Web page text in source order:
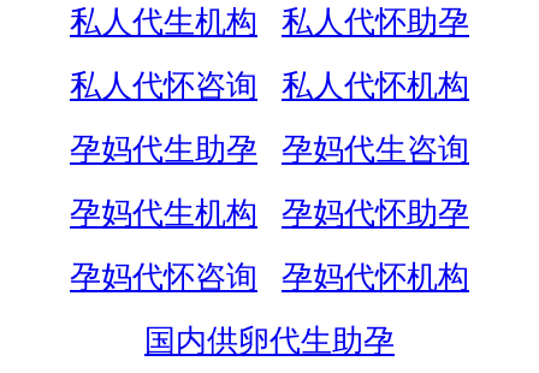
私人代生机构
私人代怀助孕
私人代怀咨询
私人代怀机构
孕妈代生助孕
孕妈代生咨询
孕妈代生机构
孕妈代怀助孕
孕妈代怀咨询
孕妈代怀机构
国内供卵代生助孕